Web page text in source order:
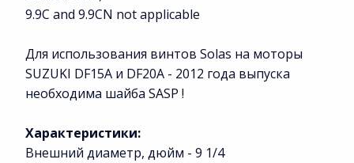
9.9C and 9.9CN not applicable
Для использования винтов Solas на моторы
SUZUKI DF15A и DF20A - 2012 года выпуска
необходима шайба SASP !
Характеристики:
Внешний диаметр, дюйм - 9 1/4